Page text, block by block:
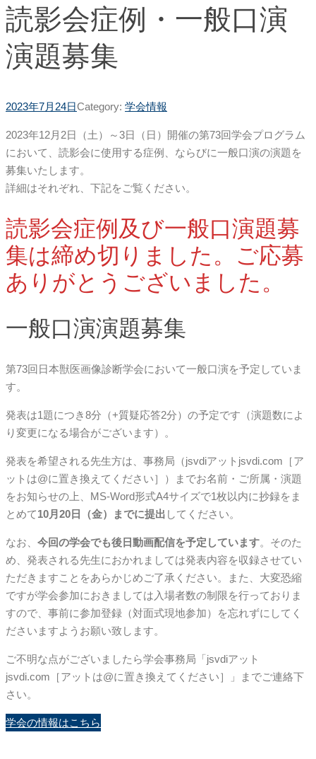
読影会症例・一般口演
演題募集
2023年7月24日Category: 学会情報
2023年12月2日（土）～3日（日）開催の第73回学会プログラム
において、読影会に使用する症例、ならびに一般口演の演題を
募集いたします。
詳細はそれぞれ、下記をご覧ください。
読影会症例及び一般口演題募
集は締め切りました。ご応募
ありがとうございました。
一般口演演題募集
第73回日本獣医画像診断学会において一般口演を予定していま
す。
発表は1題につき8分（+質疑応答2分）の予定です（演題数によ
り変更になる場合がございます）。
発表を希望される先生方は、事務局（jsvdiアットjsvdi.com［ア
ットは@に置き換えてください］）までお名前・ご所属・演題
をお知らせの上、MS-Word形式A4サイズで1枚以内に抄録をま
とめて10月20日（金）までに提出 してください。
なお、 今回の学会でも後日動画配信を予定しています。そのた
め、発表される先生におかれましては発表内容を収録させてい
ただきますことをあらかじめご了承ください。また、大変恐縮
ですが学会参加におきましては入場者数の制限を行っておりま
すので、事前に参加登録（対面式現地参加）を忘れずにしてく
ださいますようお願い致します。
ご不明な点がございましたら学会事務局「jsvdiアット
jsvdi.com［アットは@に置き換えてください］」までご連絡下
さい。
学会の情報はこちら